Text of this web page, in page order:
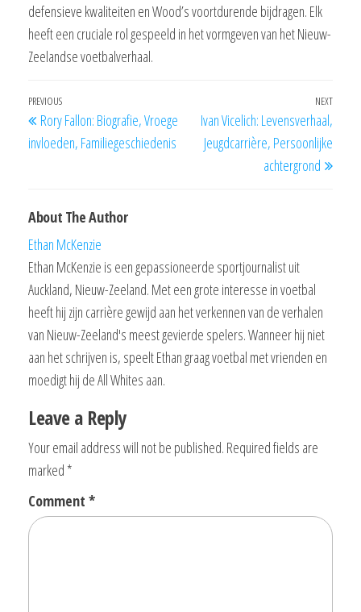
defensieve kwaliteiten en Wood’s voortdurende bijdragen. Elk
heeft een cruciale rol gespeeld in het vormgeven van het Nieuw-
Zeelandse voetbalverhaal.
Post
navigation
Previous
Post
PREVIOUS
Rory Fallon: Biografie, Vroege
invloeden, Familiegeschiedenis
Next
NEXT
Ivan Vicelich: Levensverhaal,
Jeugdcarrière, Persoonlijke
achtergrond
About The Author
Ethan McKenzie
Ethan McKenzie is een gepassioneerde sportjournalist uit
Auckland, Nieuw-Zeeland. Met een grote interesse in voetbal
heeft hij zijn carrière gewijd aan het verkennen van de verhalen
van Nieuw-Zeeland's meest gevierde spelers. Wanneer hij niet
aan het schrijven is, speelt Ethan graag voetbal met vrienden en
moedigt hij de All Whites aan.
Leave a Reply
Your email address will not be published. Required fields are
marked *
Comment *